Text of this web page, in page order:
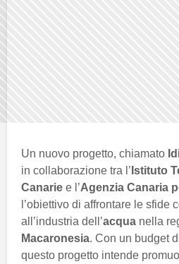
Un nuovo progetto, chiamato
in collaborazione tra l’ Istituto
Canarie e l’Agenzia Canaria
l’obiettivo di affrontare le sfide
all’industria dell’acqua nella
Macaronesia. Con un budget
questo progetto intende